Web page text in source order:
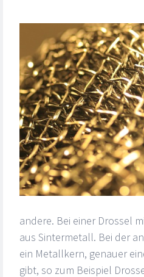
andere. Bei einer Drossel
aus Sintermetall. Bei der
ein Metallkern, genauer
gibt, so zum Beispiel